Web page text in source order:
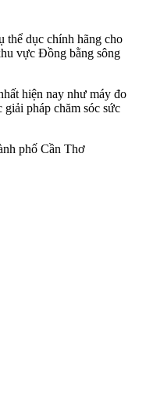
thể dục chính hãng cho
vực Đồng bằng sông
hiện nay như máy đo
giải pháp chăm sóc sức
phố Cần Thơ